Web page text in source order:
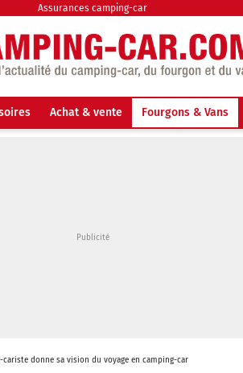
Assurances camping-car
Achat & vente Fourgons & Vans
cariste donne sa vision du voyage en camping-car